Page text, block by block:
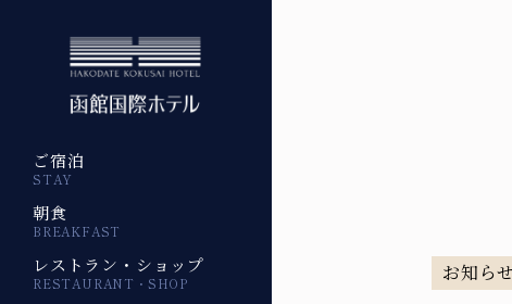
ご宿泊
STAY
朝食
BREAKFAST
レストラン・ショップ
RESTAURANT・SHOP お知らせ